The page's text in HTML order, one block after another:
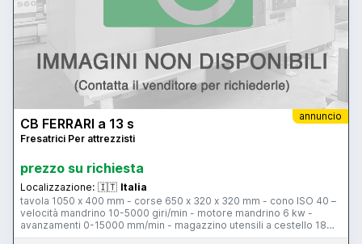
annuncio
CB FERRARI a 13 s
Fresatrici Per attrezzisti
prezzo su richiesta
Localizzazione: 🇮🇹 Italia
tavola 1050 x 400 mm - corse 650 x 320 x 320 mm - cono ISO 40 –
velocità mandrino 10-5000 giri/min - motore mandrino 6 kw -
avanzamenti 0-15000 mm/min - magazzino utensili a cestello 18
posizioni - CNC Selca S 1200